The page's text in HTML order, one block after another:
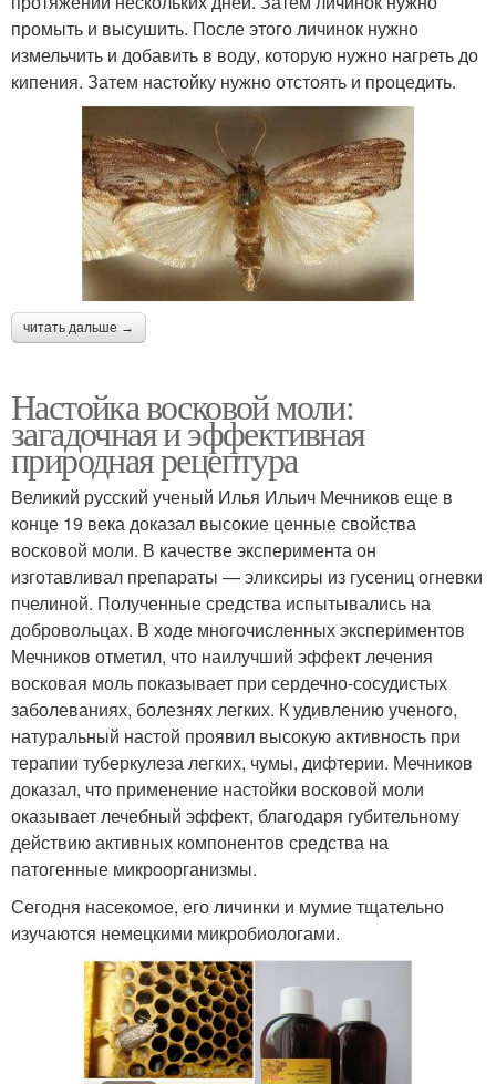
промыть и высушить. После этого личинок нужно
измельчить и добавить в воду, которую нужно нагреть до
кипения. Затем настойку нужно отстоять и процедить.
читать дальше →
Настойка восковой моли:
загадочная и эффективная
природная рецептура
Великий русский ученый Илья Ильич Мечников еще в
конце 19 века доказал высокие ценные свойства
восковой моли. В качестве эксперимента он
изготавливал препараты — эликсиры из гусениц огневки
пчелиной. Полученные средства испытывались на
добровольцах. В ходе многочисленных экспериментов
Мечников отметил, что наилучший эффект лечения
восковая моль показывает при сердечно-сосудистых
заболеваниях, болезнях легких. К удивлению ученого,
натуральный настой проявил высокую активность при
терапии туберкулеза легких, чумы, дифтерии. Мечников
доказал, что применение настойки восковой моли
оказывает лечебный эффект, благодаря губительному
действию активных компонентов средства на
патогенные микроорганизмы.
Сегодня насекомое, его личинки и мумие тщательно
изучаются немецкими микробиологами.